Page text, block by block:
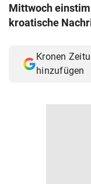
© Krone Multimedia
Muthgasse 2, 1190
Mittwoch
kroatische
Kronen
hinzufügen